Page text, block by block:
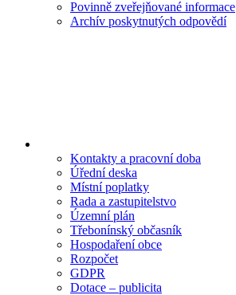
Povinně zveřejňované informace
Archív poskytnutých odpovědí
Kontakty a pracovní doba
Úřední deska
Místní poplatky
Rada a zastupitelstvo
Územní plán
Třebonínský občasník
Hospodaření obce
Rozpočet
GDPR
Dotace – publicita